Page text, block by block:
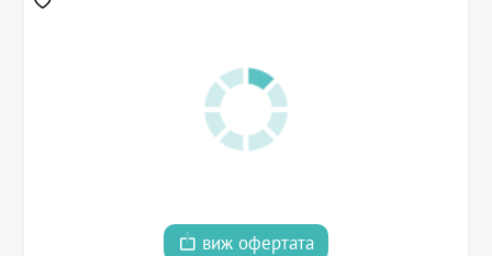
виж офертата